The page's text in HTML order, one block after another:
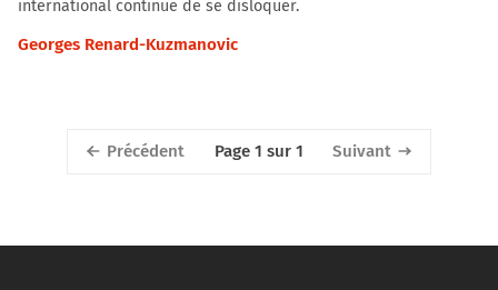
international continue de se disloquer.
Georges Renard-Kuzmanovic
Précédent Page 1 sur 1 Suivant